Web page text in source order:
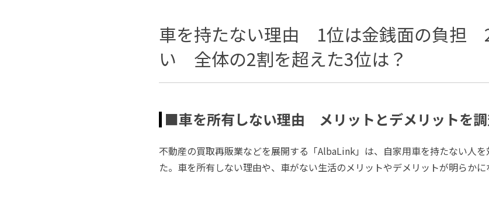
車を持たない理由 1位は金銭面の負担
い 全体の2割を超えた3位は？
■車を所有しない理由 メリットとデメリットを
不動産の買取再販業などを展開する「AlbaLink」は、自家用車を持たない人
た。車を所有しない理由や、車がない生活のメリットやデメリットが明らかに